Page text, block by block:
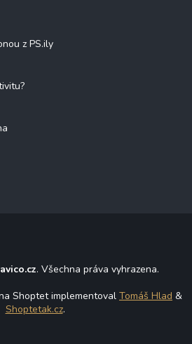
z PS.ily
. Všechna práva vyhrazena.
Shoptet implementoval Tomáš Hlad &
Shoptetak.cz.